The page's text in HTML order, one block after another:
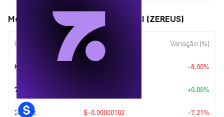
Movimentos de preço de Zereus AI (ZEREUS)
Período Variação do Valor Variação (%)
Hoje -8.00%
7 Dias +0.00%
30 Dias $-0.00000102 -7.21%